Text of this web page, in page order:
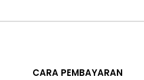
CARA PEMBAYARAN